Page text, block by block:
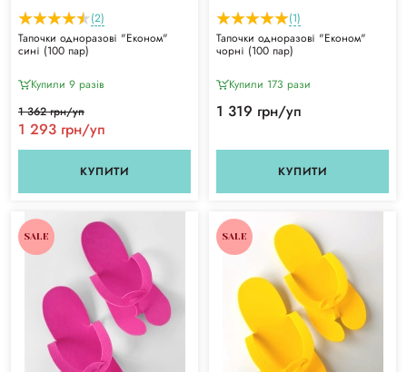
(2)
Тапочки одноразові "Економ"
сині (100 пар)
Купили 9 разiв
1 293 грн/уп
1 362 грн/уп
КУПИТИ
(1)
Тапочки одноразові "Економ"
чорні (100 пар)
Купили 173 рази
1 319 грн/уп
КУПИТИ
SALE SALE